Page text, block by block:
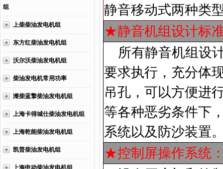
组
上柴柴油发电机组
东方红柴油发电机组
沃尔沃柴油发电机组
柴油发电机常用功率
潍柴蓝擎柴油发电机组
上海卡得城仕柴油发电机组
上海乾能柴油发电机组
凯普柴油发电机组
上海申动柴油发电机组
静音移动式两种类
★静音机组设计标
所有静音机组设
要求执行，充分体
吊孔，可以方便进
等各种恶劣条件下
系统以及防沙装置
★控制屏操作系统